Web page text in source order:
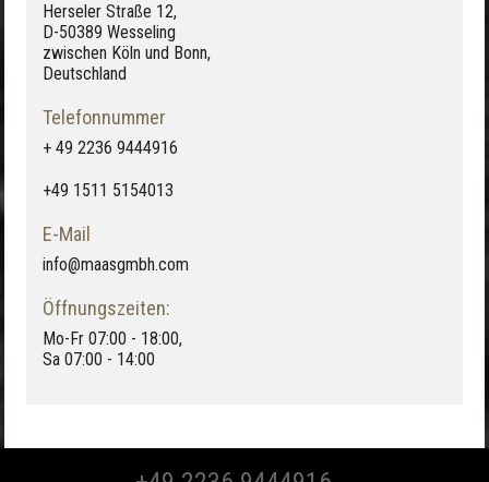
Herseler Straße 12,
D-50389 Wesseling
zwischen Köln und Bonn,
Deutschland
Telefonnummer
+ 49 2236 9444916
+49 1511 5154013
E-Mail
info@maasgmbh.com
Öffnungszeiten:
Mo-Fr 07:00 - 18:00,
Sa 07:00 - 14:00